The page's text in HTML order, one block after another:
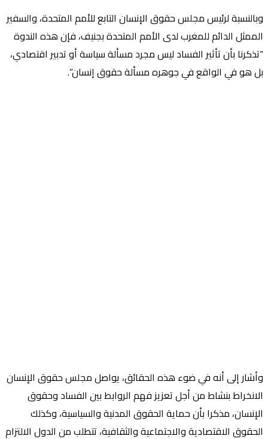
وبالنسبة لرئيس مجلس حقوق الإنسان التابع للأمم المتحدة، والسفير
الممثل الدائم للمغرب لدى الأمم المتحدة بجنيف، فإن هذه الندوة
“تذكرنا بأن تأثير الفساد ليس مجرد مسألة سياسة أو تدبير اقتصادي،
بل هو في الواقع في جوهره مسألة حقوق إنسان”.
وأشار إلى أنه في ضوء هذه الحقائق، يواصل مجلس حقوق الإنسان
الانخراط بنشاط من أجل تعزيز فهم الروابط بين الفساد وحقوق
الإنسان، مذكرا بأن حماية الحقوق المدنية والسياسية، وكذلك
الحقوق الاقتصادية والاجتماعية والثقافية، تتطلب من الدول الالتزام